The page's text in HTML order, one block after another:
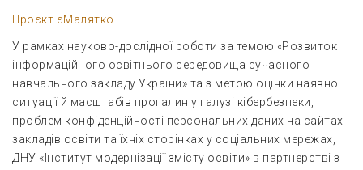
Проєкт єМалятко
У рамках науково-дослідної роботи за темою «Розвиток
інформаційного освітнього середовища сучасного
навчального закладу України» та з метою оцінки наявної
ситуації й масштабів прогалин у галузі кібербезпеки,
проблем конфіденційності персональних даних на сайтах
закладів освіти та їхніх сторінках у соціальних мережах,
ДНУ «Інститут модернізації змісту освіти» в партнерстві з